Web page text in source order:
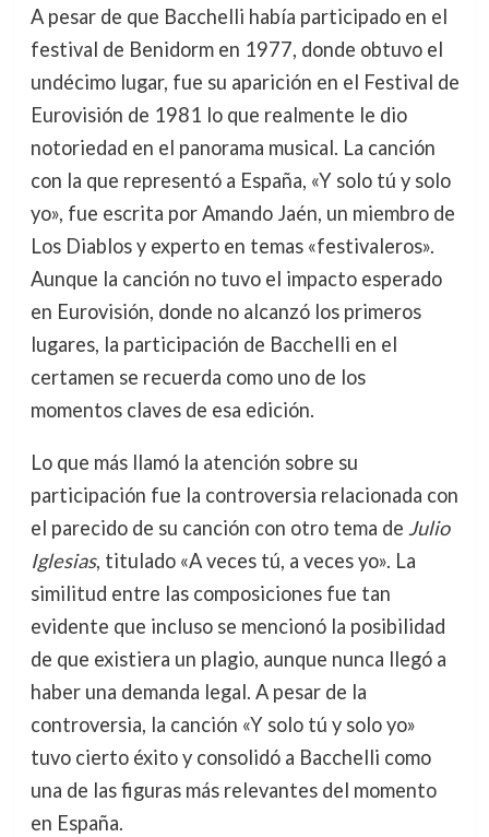
A pesar de que Bacchelli había participado en el
festival de Benidorm en 1977, donde obtuvo el
undécimo lugar, fue su aparición en el Festival de
Eurovisión de 1981 lo que realmente le dio
notoriedad en el panorama musical. La canción
con la que representó a España, «Y solo tú y solo
yo», fue escrita por Amando Jaén, un miembro de
Los Diablos y experto en temas «festivaleros».
Aunque la canción no tuvo el impacto esperado
en Eurovisión, donde no alcanzó los primeros
lugares, la participación de Bacchelli en el
certamen se recuerda como uno de los
momentos claves de esa edición.
Lo que más llamó la atención sobre su
participación fue la controversia relacionada con
el parecido de su canción con otro tema de Julio
Iglesias, titulado «A veces tú, a veces yo». La
similitud entre las composiciones fue tan
evidente que incluso se mencionó la posibilidad
de que existiera un plagio, aunque nunca llegó a
haber una demanda legal. A pesar de la
controversia, la canción «Y solo tú y solo yo»
tuvo cierto éxito y consolidó a Bacchelli como
una de las figuras más relevantes del momento
en España.